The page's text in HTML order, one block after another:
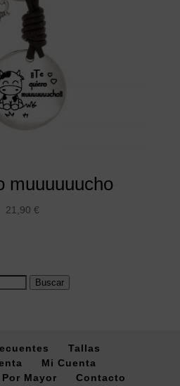
muuuuuucho
21,90 €
Buscar
Tallas
Mi Cuenta
Mayor Contacto